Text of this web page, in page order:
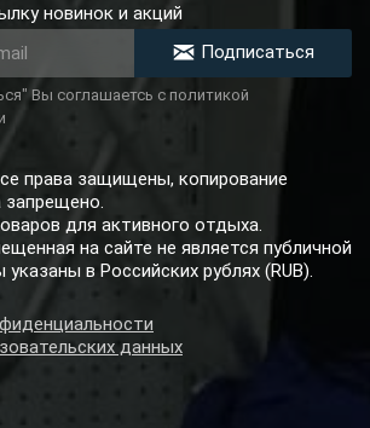
новинок и акций
Подписаться
Вы соглашаетсь с политикой
права защищены, копирование
запрещено.
для активного отдыха.
на сайте не является публичной
в Российских рублях (RUB).
данных